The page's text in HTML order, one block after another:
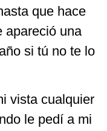
que hace
apareció una
si tú no te lo
vista cualquier
le pedí a mi